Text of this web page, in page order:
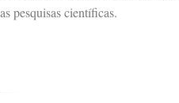
pesquisas científicas.